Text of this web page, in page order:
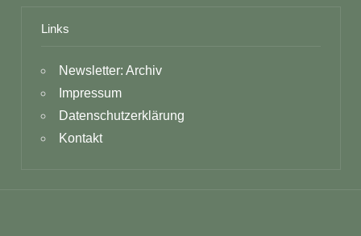
Links
Newsletter: Archiv
Impressum
Datenschutzerklärung
Kontakt